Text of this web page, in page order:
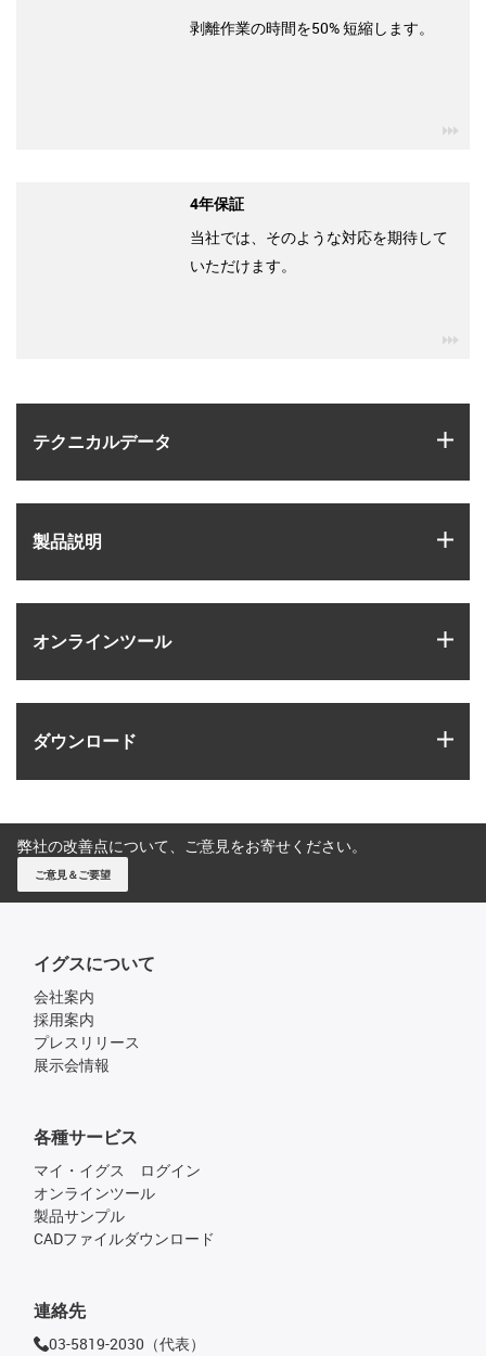
テクニカルデータ
製品説明
オンラインツール
ダウンロード
剥離作業の時間を50% 短縮します。
4年保証
当社では、そのような対応を期待して
いただけます。
弊社の改善点について、ご意見をお寄せください。
ご意見＆ご要望
イグスについて
会社案内
採用案内
プレスリリース
展示会情報
各種サービス
マイ・イグス ログイン
オンラインツール
製品サンプル
CADファイルダウンロード
連絡先
03-5819-2030（代表）